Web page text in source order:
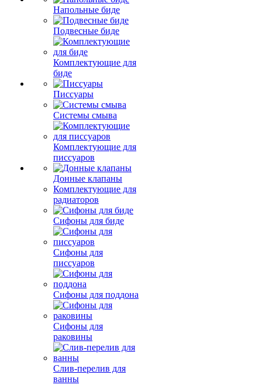
Напольные биде
Подвесные биде
Комплектующие для
биде
Писсуары
Системы смыва
Комплектующие для
писсуаров
Донные клапаны
Комплектующие для
радиаторов
Сифоны для биде
Сифоны для
писсуаров
Сифоны для поддона
Сифоны для
раковины
Слив-перелив для
ванны